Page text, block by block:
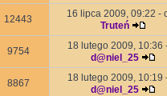
12443
16 lipca 2009, 09:22 -
Truteń
9754
18 lutego 2009, 10:36
d@niel_25
8867
18 lutego 2009, 10:19
d@niel_25